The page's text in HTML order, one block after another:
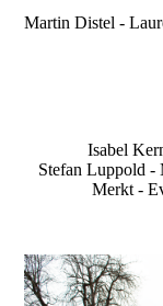
Martin Distel -
Steffen
Isabel
Stefan Luppold -
Merkt -